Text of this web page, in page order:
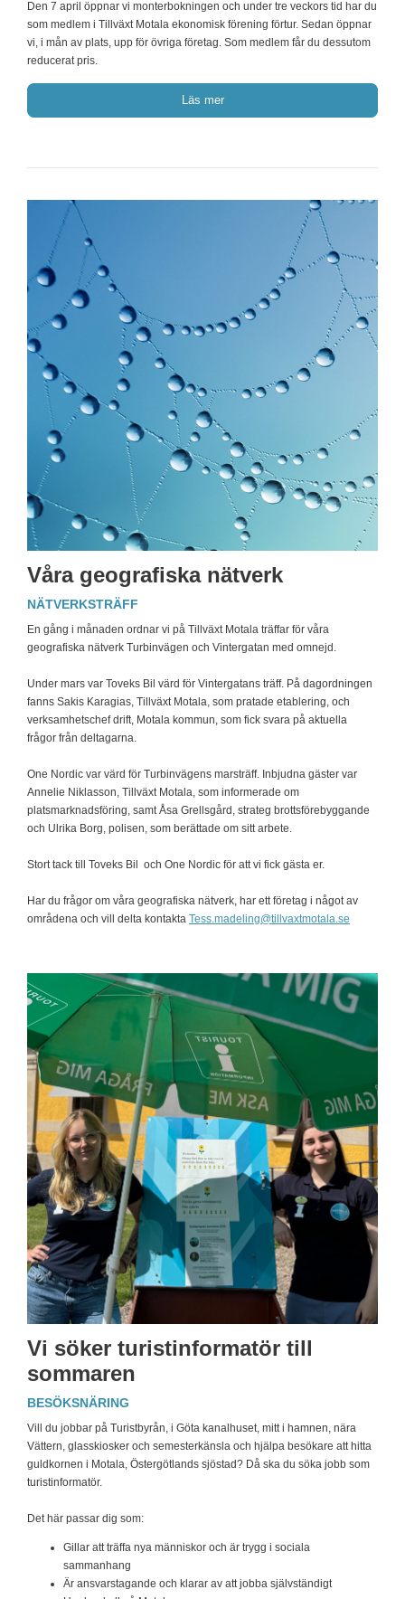
Den 7 april öppnar vi monterbokningen och under tre veckors tid har du
som medlem i Tillväxt Motala ekonomisk förening förtur. Sedan öppnar
vi, i mån av plats, upp för övriga företag. Som medlem får du dessutom
reducerat pris.
Läs mer
Våra geografiskanätverk
NÄTVERKSTRÄFF
En gång i månaden ordnar vi på Tillväxt Motala träffar för våra
geografiska nätverk Turbinvägen och Vintergatan med omnejd.
Under mars var Toveks Bil värd för Vintergatans träff. På dagordningen
fanns Sakis Karagias, Tillväxt Motala, som pratade etablering, och
verksamhetschef drift, Motala kommun, som fick svara på aktuella
frågor från deltagarna.
One Nordic var värd för Turbinvägens marsträff. Inbjudna gäster var
Annelie Niklasson, Tillväxt Motala, som informerade om
platsmarknadsföring, samt Åsa Grellsgård, strateg brottsförebyggande
och Ulrika Borg, polisen, som berättade om sitt arbete.
Stort tack till Toveks Bil och One Nordic för att vi fick gästa er.
Har du frågor om våra geografiska nätverk, har ett företag i något av
områdena och vill delta kontakta Tess.madeling@tillvaxtmotala.se
Vi söker turistinformatör till
sommaren
BESÖKSNÄRING
Vill du jobbar på Turistbyrån, i Göta kanalhuset, mitt i hamnen, nära
Vättern, glasskiosker och semesterkänsla och hjälpa besökare att hitta
guldkornen i Motala, Östergötlands sjöstad? Då ska du söka jobb som
turistinformatör.
Det här passar dig som:
Gillar att träffa nya människor och är trygg i sociala
sammanhang
Är ansvarstagande och klarar av att jobba självständigt